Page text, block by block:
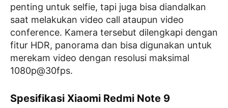
penting untuk selfie, tapi juga bisa diandalkan
saat melakukan video call ataupun video
conference. Kamera tersebut dilengkapi dengan
fitur HDR, panorama dan bisa digunakan untuk
merekam video dengan resolusi maksimal
1080p@30fps.
Spesifikasi Xiaomi Redmi Note 9